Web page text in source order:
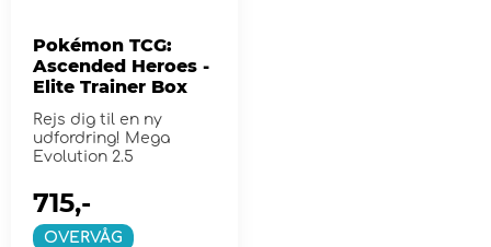
Pokémon TCG:
Ascended Heroes -
Elite Trainer Box
Rejs dig til en ny
udfordring! Mega
Evolution 2.5
OVERVÅG
715,-